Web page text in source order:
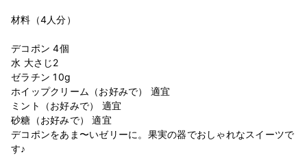
材料（4人分）
デコポン 4個
水 大さじ2
ゼラチン 10g
ホイップクリーム（お好みで） 適宜
ミント（お好みで） 適宜
砂糖（お好みで） 適宜
デコポンをあま〜いゼリーに。果実の器でおしゃれなスイーツで
す♪